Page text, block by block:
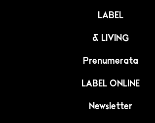
LABEL
& LIVING
Prenumerata
LABEL ONLINE
Newsletter